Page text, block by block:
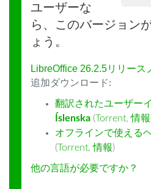
ユーザーな
ら、このバージョン
ょう。
LibreOffice 26.2.5リリース
追加ダウンロード:
翻訳されたユーザー
Íslenska (Torrent,情報
オフラインで使える
(Torrent,情報)
他の言語が必要ですか？